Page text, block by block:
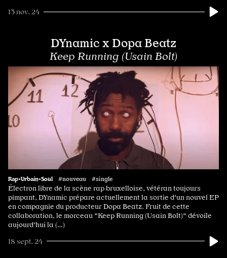
13 nov. 24
DYnamic x Dopa Beatz
Keep Running (Usain Bolt)
Rap•Urbain•Soul #nouveau #single
Électron libre de la scène rap bruxelloise, vétéran toujours
pimpant, DYnamic prépare actuellement la sortie d'un nouvel EP
en compagnie du producteur Dopa Beatz. Fruit de cette
collaboration, le morceau "Keep Running (Usain Bolt)" dévoile
aujourd'hui la (…)
18 sept. 24